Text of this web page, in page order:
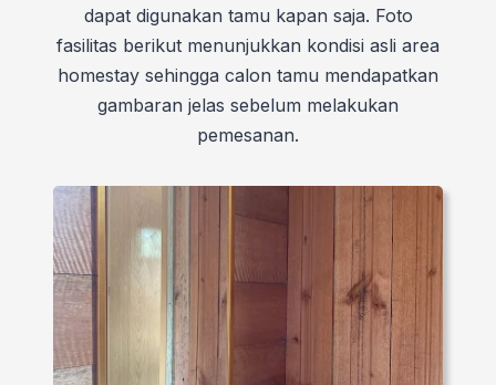
dapat digunakan tamu kapan saja. Foto
fasilitas berikut menunjukkan kondisi asli area
homestay sehingga calon tamu mendapatkan
gambaran jelas sebelum melakukan
pemesanan.